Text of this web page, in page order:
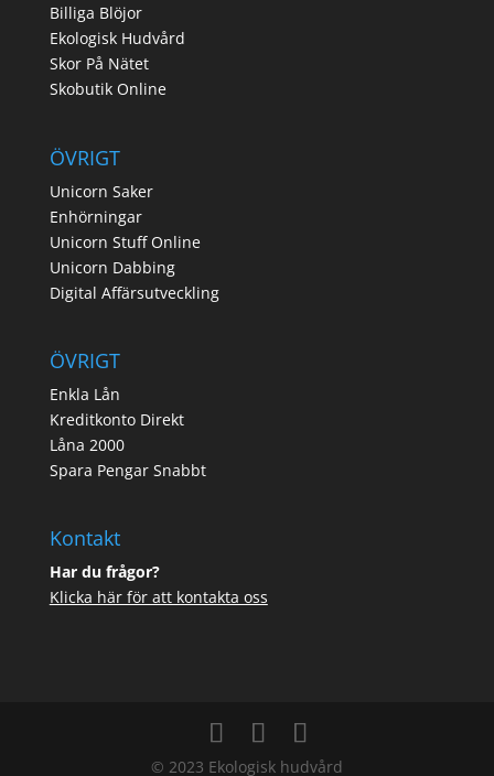
Billiga Blöjor
Ekologisk Hudvård
Skor På Nätet
Skobutik Online
ÖVRIGT
Unicorn Saker
Enhörningar
Unicorn Stuff Online
Unicorn Dabbing
Digital Affärsutveckling
ÖVRIGT
Enkla Lån
Kreditkonto Direkt
Låna 2000
Spara Pengar Snabbt
Kontakt
Har du frågor?
Klicka här för att kontakta oss
© 2023 Ekologisk hudvård